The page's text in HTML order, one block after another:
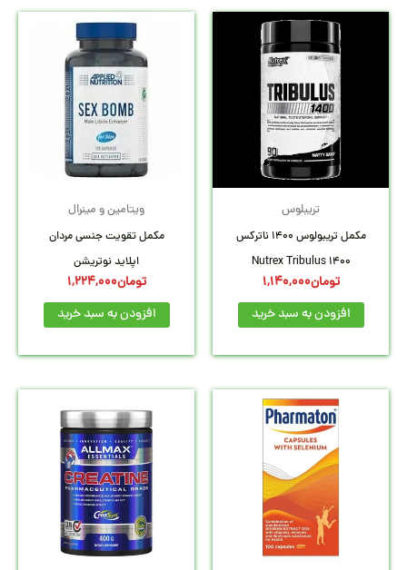
تریبلوس
مکمل تریبولوس 1400 ناترکس
Nutrex Tribulus 1400
تومان1,140,000
افزودن به سبد خرید
ویتامین و مینرال
مکمل تقویت جنسی مردان
اپلاید نوتریشن
تومان1,224,000
افزودن به سبد خرید